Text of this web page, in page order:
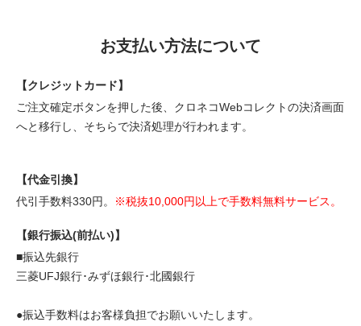
お支払い方法について
【クレジットカード】
ご注文確定ボタンを押した後、クロネコWebコレクトの決済画面
へと移行し、そちらで決済処理が行われます。
【代金引換】
代引手数料330円。
※税抜10,000円以上で手数料無料サービス。
【銀行振込(前払い)】
■振込先銀行
三菱UFJ銀行･みずほ銀行･北國銀行
●振込手数料はお客様負担でお願いいたします。